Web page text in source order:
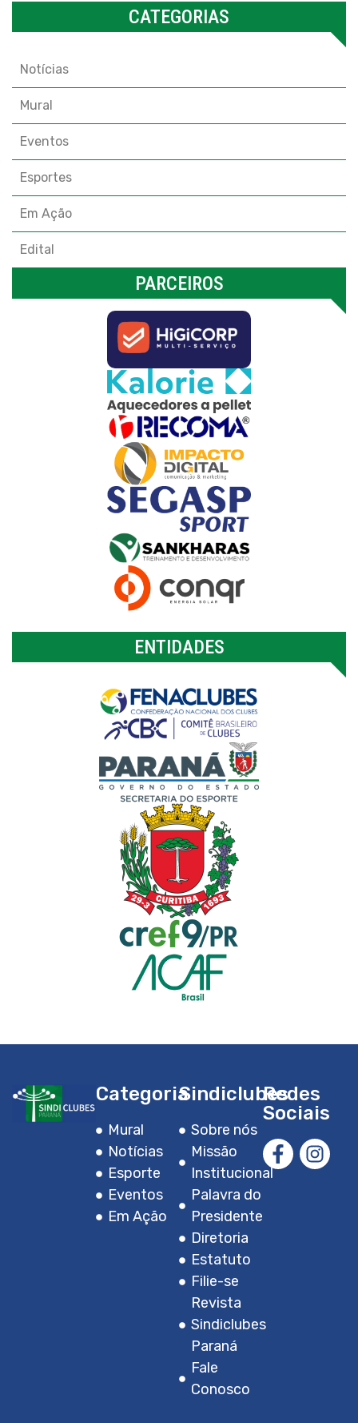
CATEGORIAS
Notícias
Mural
Eventos
Esportes
Em Ação
Edital
PARCEIROS
ENTIDADES
Categoria
Mural
Notícias
Esporte
Eventos
Em Ação
Sindiclubes
Sobre nós
Missão
Institucional
Palavra do
Presidente
Diretoria
Estatuto
Filie-se
Revista
Sindiclubes
Paraná
Fale
Conosco
Redes
Sociais